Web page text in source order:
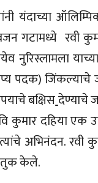
यंदाच्या
गटामध्ये रवी
नुरिस्लामला
पदक) जिंकल्याचे
बक्षिसदेण्याचे
कुमार दहिया
अभिनंदन. रवी
केले.